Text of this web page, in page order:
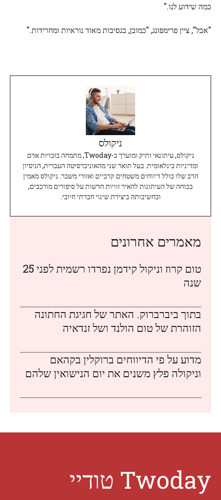
כמה שידוע לנו."
"אבל", ציין פרימפונג, "כמובן, בנסיבות מאוד נוראיות ומחרידות."
ניקולס
ניקולס, עיתונאי ותיק ומוערך ב-Twoday, מתמחה בזכויות אדם
ומדיניות בינלאומית. בעל תואר שני מהאוניברסיטה העברית, הניסיון
הרב שלו כולל דיווחים משטחים קרביים ואזורי משבר. ניקולס מאמין
בכוחה של העיתונות להאיר זוויות חדשות על סיפורים מורכבים,
ובחשיבותה ביצירת שינוי חברתי חיובי.
מאמרים אחרונים
טום קרוז וניקול קידמן נפרדו רשמית לפני 25
שנה
בתוך ביברברוק. האתר של חגיגת החתונה
הזוהרת של טום הולנד ושל זנדאיה
מדוע על פי הדיווחים ברוקלין בקהאם
וניקולה פלץ משנים את יום הנישואין שלהם
Twoday טודיי